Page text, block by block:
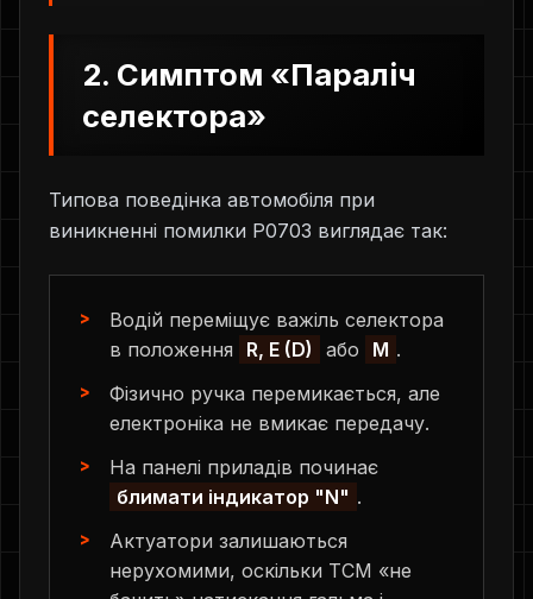
2. Симптом «Параліч
селектора»
Типова поведінка автомобіля при
виникненні помилки P0703 виглядає так:
Водій переміщує важіль селектора
в положення
R, E (D) або M .
Фізично ручка перемикається, але
електроніка не вмикає передачу.
На панелі приладів починає
блимати індикатор "N" .
Актуатори залишаються
нерухомими, оскільки TCM «не